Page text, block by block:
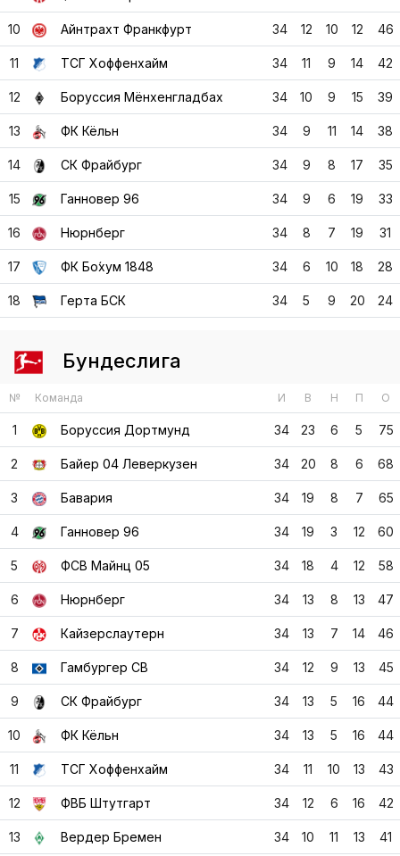
10 Айнтрахт Франкфурт 34 12 10 12 46
11 ТСГ Хоффенхайм 34 11 9 14 42
12 Боруссия Мёнхенгладбах 34 10 9 15 39
13 ФК Кёльн 34 9 11 14 38
14 СК Фрайбург 34 9 8 17 35
15 Ганновер 96 34 9 6 19 33
16 Нюрнберг 34 8 7 19 31
17 ФК Бо́хум 1848 34 6 10 18 28
18 Герта БСК 34 5 9 20 24
Бундеслига
№ Команда И В Н П О
1 Боруссия Дортмунд 34 23 6 5 75
2 Байер 04 Леверкузен 34 20 8 6 68
3 Бавария 34 19 8 7 65
4 Ганновер 96 34 19 3 12 60
5 ФСВ Майнц 05 34 18 4 12 58
6 Нюрнберг 34 13 8 13 47
7 Кайзерслаутерн 34 13 7 14 46
8 Гамбургер СВ 34 12 9 13 45
9 СК Фрайбург 34 13 5 16 44
10 ФК Кёльн 34 13 5 16 44
11 ТСГ Хоффенхайм 34 11 10 13 43
12 ФВБ Штутгарт 34 12 6 16 42
13 Вердер Бремен 34 10 11 13 41